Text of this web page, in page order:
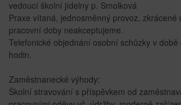
vedoucí školní jídelny p. Smolková
Praxe vítaná, jednosměnný provoz, zkrácené
pracovní doby neakceptujeme.
Telefonické objednání osobní schůzky v
hodin.
Zaměstnanecké výhody:
Školní stravování s příspěvkem od